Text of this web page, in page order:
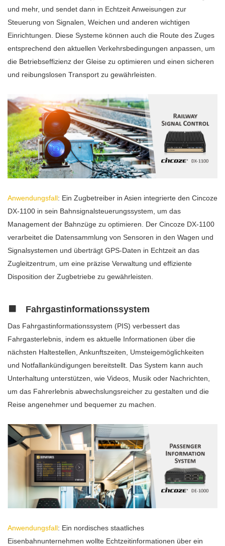
und mehr, und sendet dann in Echtzeit Anweisungen zur
Steuerung von Signalen, Weichen und anderen wichtigen
Einrichtungen. Diese Systeme können auch die Route des Zuges
entsprechend den aktuellen Verkehrsbedingungen anpassen, um
die Betriebseffizienz der Gleise zu optimieren und einen sicheren
und reibungslosen Transport zu gewährleisten.
Anwendungsfall: Ein Zugbetreiber in Asien integrierte den Cincoze
DX-1100 in sein Bahnsignalsteuerungssystem, um das
Management der Bahnzüge zu optimieren. Der Cincoze DX-1100
verarbeitet die Datensammlung von Sensoren in den Wagen und
Signalsystemen und überträgt GPS-Daten in Echtzeit an das
Zugleitzentrum, um eine präzise Verwaltung und effiziente
Disposition der Zugbetriebe zu gewährleisten.
Fahrgastinformationssystem
Das Fahrgastinformationssystem (PIS) verbessert das
Fahrgasterlebnis, indem es aktuelle Informationen über die
nächsten Haltestellen, Ankunftszeiten, Umsteigemöglichkeiten
und Notfallankündigungen bereitstellt. Das System kann auch
Unterhaltung unterstützen, wie Videos, Musik oder Nachrichten,
um das Fahrerlebnis abwechslungsreicher zu gestalten und die
Reise angenehmer und bequemer zu machen.
Anwendungsfall: Ein nordisches staatliches
Eisenbahnunternehmen wollte Echtzeitinformationen über ein